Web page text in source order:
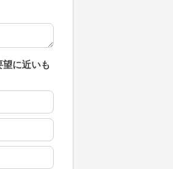
に近いも